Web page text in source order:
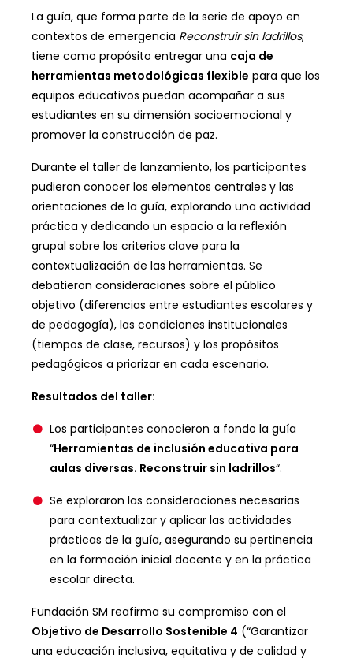
La guía, que forma parte de la serie de apoyo en
contextos de emergencia Reconstruir sin ladrillos,
tiene como propósito entregar una caja de
herramientas metodológicas flexible para que los
equipos educativos puedan acompañar a sus
estudiantes en su dimensión socioemocional y
promover la construcción de paz.
Durante el taller de lanzamiento, los participantes
pudieron conocer los elementos centrales y las
orientaciones de la guía, explorando una actividad
práctica y dedicando un espacio a la reflexión
grupal sobre los criterios clave para la
contextualización de las herramientas. Se
debatieron consideraciones sobre el público
objetivo (diferencias entre estudiantes escolares y
de pedagogía), las condiciones institucionales
(tiempos de clase, recursos) y los propósitos
pedagógicos a priorizar en cada escenario.
Resultados del taller:
Los participantes conocieron a fondo la guía
“Herramientas de inclusión educativa para
aulas diversas. Reconstruir sin ladrillos“.
Se exploraron las consideraciones necesarias
para contextualizar y aplicar las actividades
prácticas de la guía, asegurando su pertinencia
en la formación inicial docente y en la práctica
escolar directa.
Fundación SM reafirma su compromiso con el
Objetivo de Desarrollo Sostenible 4 (“Garantizar
una educación inclusiva, equitativa y de calidad y